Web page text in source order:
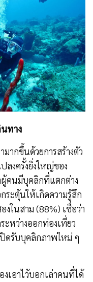
นทาง
ากขึ้นด้วยการสร้างตัว
งครั้งยิ่งใหญ่ของ
ผู้คนมีบุคลิกที่แตกต่าง
ระตุ้นให้เกิดความรู้สึก
งในสาม (88%) เชื่อว่า
ะหว่างออกท่องเที่ยว
ดรับบุคลิกภาพใหม่ ๆ
งเอาไว้บอกเล่าคนที่ได้